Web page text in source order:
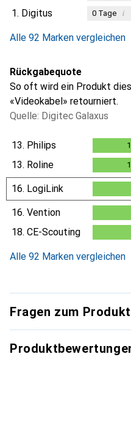
1. Digitus 0Tage i
Alle 92 Marken vergleichen
Rückgabequote
So oft wird ein Produkt
«Videokabel» retourniert.
Quelle: Digitec Galaxus
13. Philips
13. Roline
16. LogiLink
16. Vention
18. CE-Scouting
Alle 92 Marken vergleichen
Fragen zum Produkt